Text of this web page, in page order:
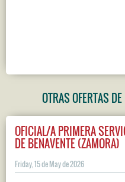
OTRAS OFERTAS
OFICIAL/A PRIMERA
DE BENAVENTE (ZAMORA)
Friday, 15 de May de 2026